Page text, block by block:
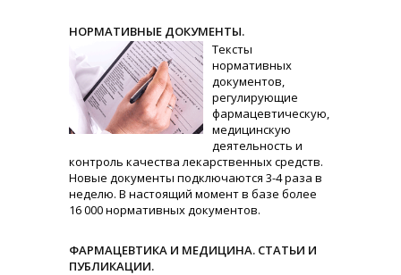
НОРМАТИВНЫЕ ДОКУМЕНТЫ.
Тексты
нормативных
документов,
регулирующие
фармацевтическую,
медицинскую
деятельность и
контроль качества лекарственных средств.
Новые документы подключаются 3-4 раза в
неделю. В настоящий момент в базе более
16 000 нормативных документов.
ФАРМАЦЕВТИКА И МЕДИЦИНА. СТАТЬИ И
ПУБЛИКАЦИИ.